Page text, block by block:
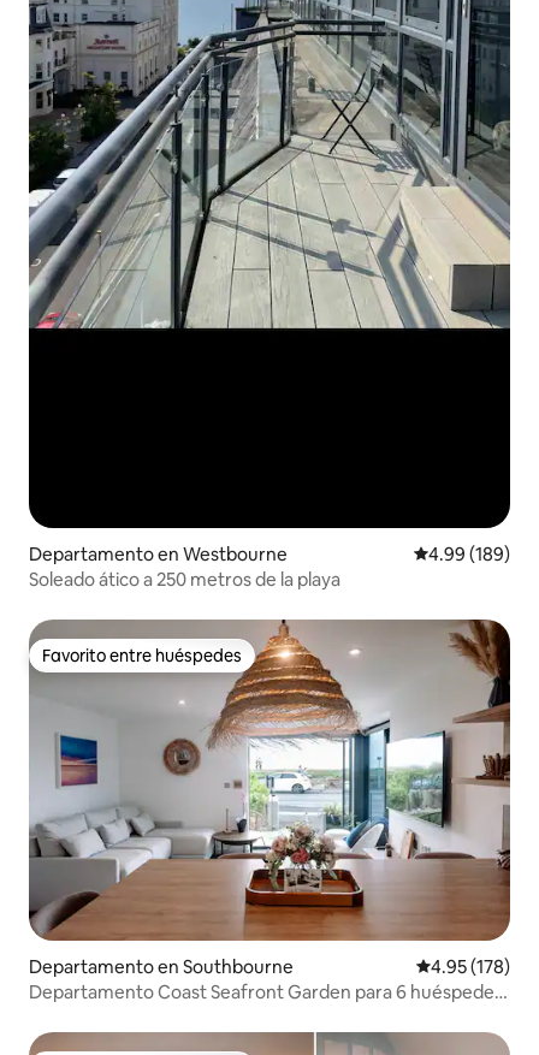
Departamento en Westbourne Calificación
4.99 (189)
Soleado ático a 250 metros de la playa
Favorito entre huéspedes
Favorito entre huéspedes
Departamento en Southbourne Calificación
4.95 (178)
Departamento Coast Seafront Garden para 6 huéspedes,